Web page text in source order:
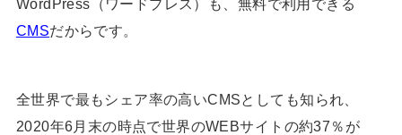
WordPress（ワードプレス）も、無料で利用できる
CMSだからです。
全世界で最もシェア率の高いCMSとしても知られ、
2020年6月末の時点で世界のWEBサイトの約37％が